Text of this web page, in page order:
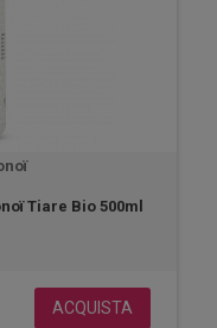
Tiare Bio 500ml
ACQUISTA